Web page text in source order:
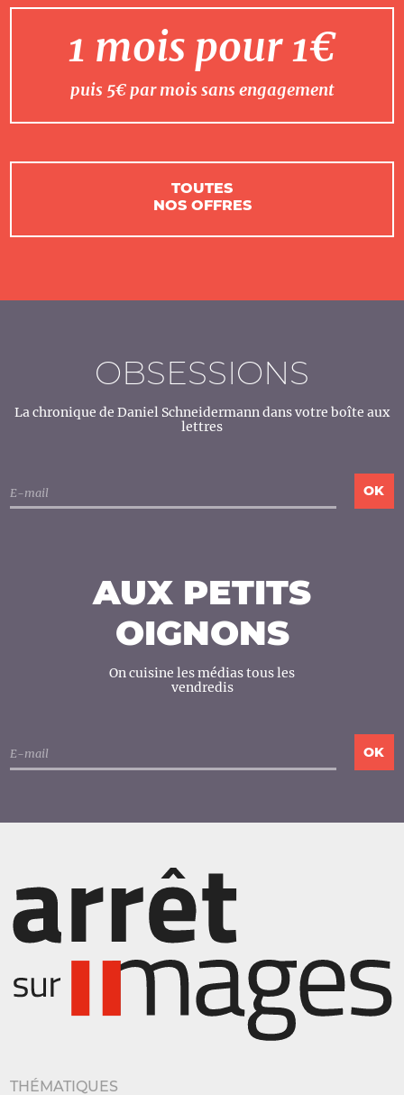
1 mois pour 1€
puis 5€ par mois sans engagement
TOUTES
NOS OFFRES
OBSESSIONS
La chronique de Daniel Schneidermann dans votre boîte aux
lettres
AUX PETITS
OIGNONS
On cuisine les médias tous les
vendredis
THÉMATIQUES